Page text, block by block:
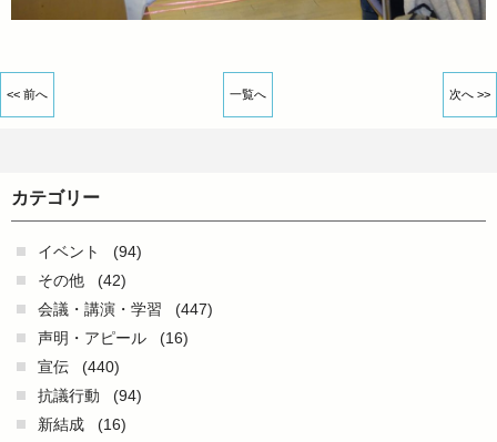
<< 前へ 一覧へ 次へ >>
カテゴリー
イベント
(94)
その他
(42)
会議・講演・学習
(447)
声明・アピール
(16)
宣伝
(440)
抗議行動
(94)
新結成
(16)